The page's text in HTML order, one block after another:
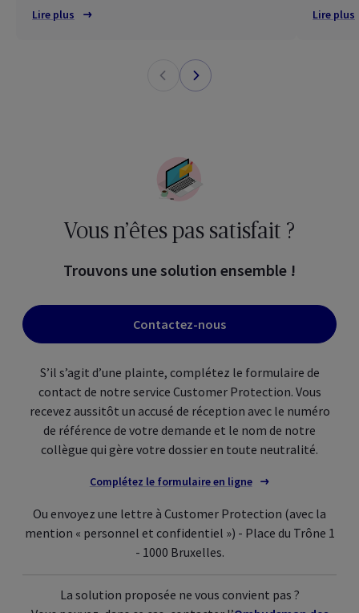
Lire plus Lire plus
Vous n’êtes pas satisfait ?
Trouvons une solution ensemble !
Contactez-nous
S’il s’agit d’une plainte, complétez le formulaire de
contact de notre service Customer Protection. Vous
recevez aussitôt un accusé de réception avec le numéro
de référence de votre demande et le nom de notre
collègue qui gère votre dossier en toute neutralité.
Complétez le formulaire en ligne
Ou envoyez une lettre à Customer Protection (avec la
mention « personnel et confidentiel ») - Place du Trône 1
- 1000 Bruxelles.
La solution proposée ne vous convient pas ?